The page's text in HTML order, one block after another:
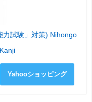
力試験」対策) Nihongo
Yahooショッピング